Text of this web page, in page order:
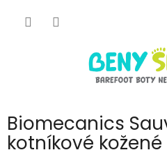
Biomecanics
kotníkové kožené